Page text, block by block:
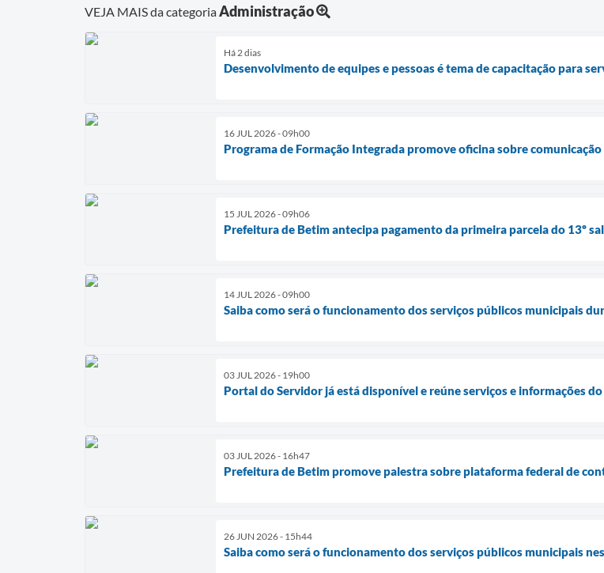
VEJA MAIS da categoriaAdministração
Há 2 dias
Desenvolvimento de equipes e pessoas é tema de capacitação para
16 JUL 2026 - 09h00
Programa de Formação Integrada promove oficina sobre
15 JUL 2026 - 09h06
Prefeitura de Betim antecipa pagamento da primeira parcela do 13º
14 JUL 2026 - 09h00
Saiba como será o funcionamento dos serviços públicos municipais
03 JUL 2026 - 19h00
Portal do Servidor já está disponível e reúne serviços e informações
03 JUL 2026 - 16h47
Prefeitura de Betim promove palestra sobre plataforma federal de
26 JUN 2026 - 15h44
Saiba como será o funcionamento dos serviços públicos municipais